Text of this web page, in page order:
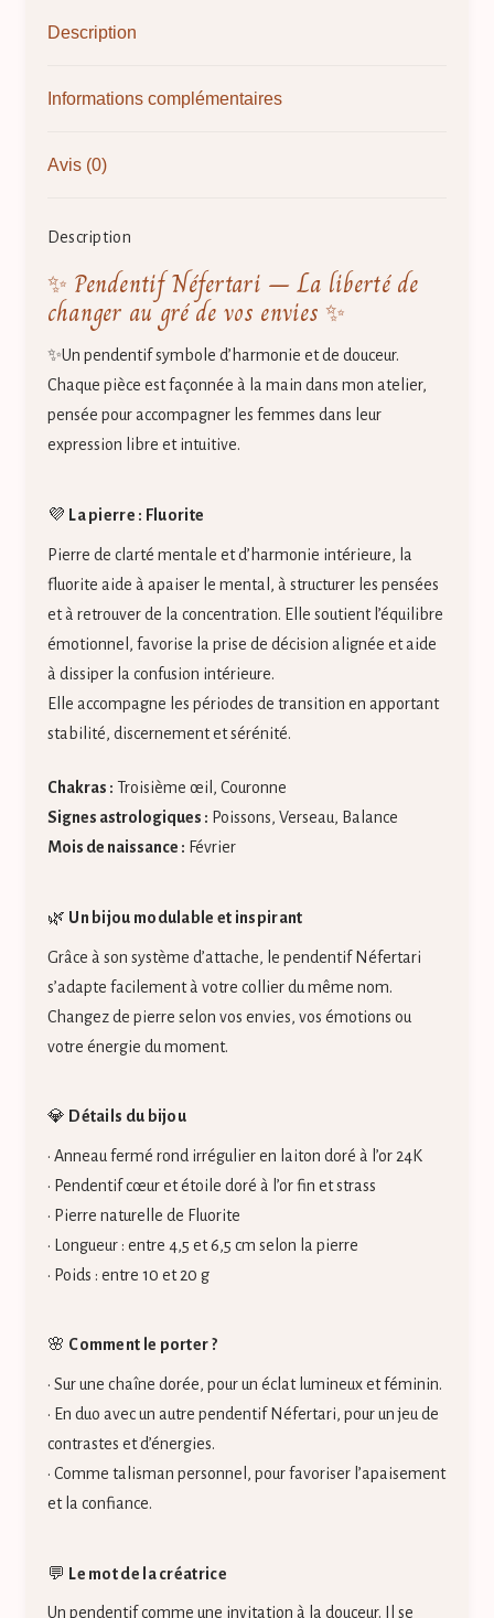
Harmonie
Description
Informations complémentaires
Avis (0)
Description
✨ Pendentif Néfertari – La liberté de
changer au gré de vos envies ✨
✨Un pendentif symbole d’harmonie et de douceur.
Chaque pièce est façonnée à la main dans mon atelier,
pensée pour accompagner les femmes dans leur
expression libre et intuitive.
💜 La pierre : Fluorite
Pierre de clarté mentale et d’harmonie intérieure, la
fluorite aide à apaiser le mental, à structurer les pensées
et à retrouver de la concentration. Elle soutient l’équilibre
émotionnel, favorise la prise de décision alignée et aide
à dissiper la confusion intérieure.
Elle accompagne les périodes de transition en apportant
stabilité, discernement et sérénité.
Chakras : Troisième œil, Couronne
Signes astrologiques : Poissons, Verseau, Balance
Mois de naissance : Février
🌿 Un bijou modulable et inspirant
Grâce à son système d’attache, le pendentif Néfertari
s’adapte facilement à votre collier du même nom.
Changez de pierre selon vos envies, vos émotions ou
votre énergie du moment.
💎 Détails du bijou
• Anneau fermé rond irrégulier en laiton doré à l’or 24K
• Pendentif cœur et étoile doré à l’or fin et strass
• Pierre naturelle de Fluorite
• Longueur : entre 4,5 et 6,5 cm selon la pierre
• Poids : entre 10 et 20 g
🌸 Comment le porter ?
• Sur une chaîne dorée, pour un éclat lumineux et féminin.
• En duo avec un autre pendentif Néfertari, pour un jeu de
contrastes et d’énergies.
• Comme talisman personnel, pour favoriser l’apaisement
et la confiance.
💬 Le mot de la créatrice
Un pendentif comme une invitation à la douceur. Il se